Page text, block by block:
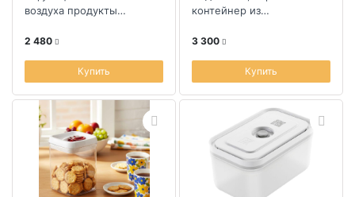
воздуха продукты
пяти раз дольше, чем при
2 480
Купить
контейнер из
3 300
Купить